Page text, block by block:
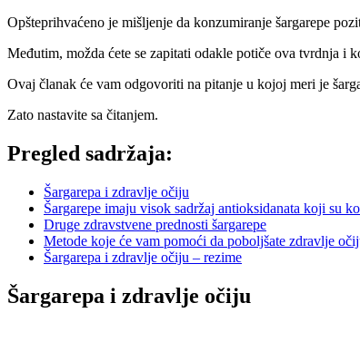
Opšteprihvaćeno je mišljenje da konzumiranje šargarepe
Međutim, možda ćete se zapitati odakle potiče ova tvrdnja i
Ovaj članak će vam odgovoriti na pitanje u kojoj meri je
Zato nastavite sa čitanjem.
Pregled sadržaja:
Šargarepa i zdravlje očiju
Šargarepe imaju visok sadržaj antioksidanata koji su
Druge zdravstvene prednosti šargarepe
Metode koje će vam pomoći da poboljšate zdravlje
Šargarepa i zdravlje očiju – rezime
Šargarepa i zdravlje očiju